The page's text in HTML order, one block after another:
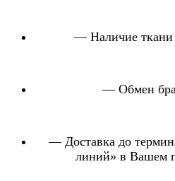
— Наличие ткани
— Обмен
— Доставка до
линий» в Вашем